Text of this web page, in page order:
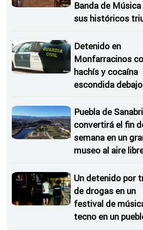
Banda de
sus históricos
Detenido en
Monfarracinos
hachís y cocaína
escondida
coche
Puebla de
convertirá el fin
semana en un
museo al aire
Un detenido por
de drogas en un
festival de
tecno en un